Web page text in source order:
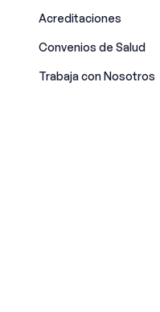
Acreditaciones
Convenios de Salud
Trabaja con Nosotros